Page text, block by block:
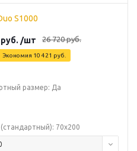
S1000
руб. /шт 26 720руб.
Экономия 10 421 руб.
размер: Да
70х200